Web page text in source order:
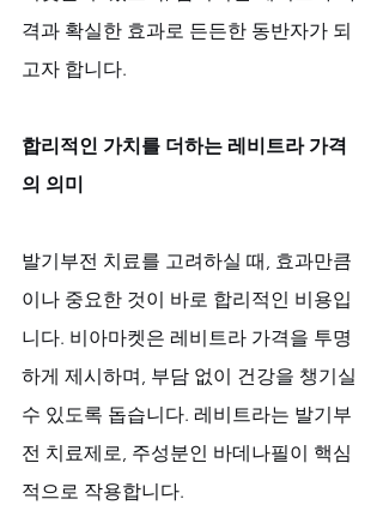
격과 확실한 효과로 든든한 동반자가 되
고자 합니다.
합리적인 가치를 더하는 레비트라 가격
의 의미
발기부전 치료를 고려하실 때, 효과만큼
이나 중요한 것이 바로 합리적인 비용입
니다. 비아마켓은 레비트라 가격을 투명
하게 제시하며, 부담 없이 건강을 챙기실
수 있도록 돕습니다. 레비트라는 발기부
전 치료제로, 주성분인 바데나필이 핵심
적으로 작용합니다.